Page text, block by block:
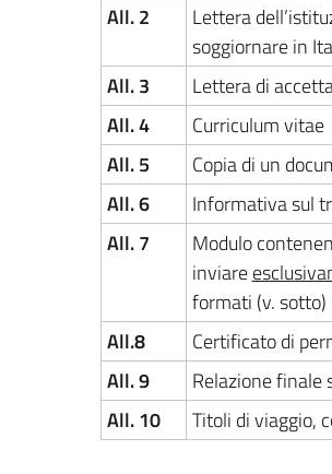
All. 2
Lettera
soggiornare in
All. 3
Lettera di
All. 4
Curriculum vitae
All. 5
Copia di un
All. 6
Informativa sul
All. 7
Modulo
inviare
formati (v. sotto)
All.8
Certificato di
All. 9
Relazione finale
All. 10
Titoli di viaggio,